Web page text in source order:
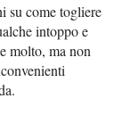
su come togliere
intoppo e
molto, ma non